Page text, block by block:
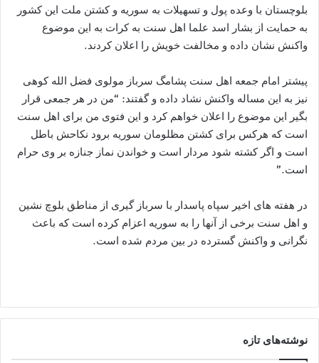
بلوچستان با وعده پول و تسهیلات به سوریه و کشتن ملت این کشور
به حمایت از بشار اسد علما اهل سنت به کرات به این موضوع
واکنش نشان داده و مخالفت خویش را اعلان کردند.
پیشتر امام جمعه اهل سنت پشامگ سرباز مولوی فضل الله کوهی
نیز به این مساله واکنش نشاد داده و گفتند: “من در هر جمعی قرار
بگیر این موضوع را اعلان خواهم کرد و این فتوی من برای اهل سنت
است که هرکس برای کشتن مظلومان سوریه برود نکاحش باطل
است و اگر کشته شود مردار است و خواندن نماز جنازه بر وی حرام
است.”
در هفته های اخیر سپاه پاسدار با سرباز گیری از مناطق بلوچ نشین
و اهل سنت برخی از آنها را به سوریه اعزام کرده است که باعث
نگرانی و واکنش گسترده در بین مردم شده است.
نوشته‌های تازه